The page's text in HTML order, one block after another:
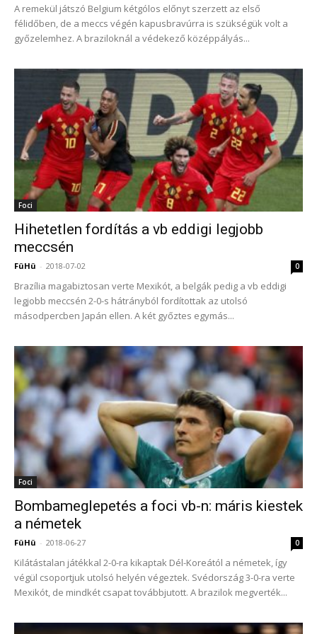
A remekül játszó Belgium kétgólos előnyt szerzett az első
félidőben, de a meccs végén kapusbravúrra is szükségük volt a
győzelemhez. A braziloknál a védekező középpályás...
Foci
Hihetetlen fordítás a vb eddigi legjobb
meccsén
FüHü - 2018-07-02 0
Brazília magabiztosan verte Mexikót, a belgák pedig a vb eddigi
legjobb meccsén 2-0-s hátrányból fordítottak az utolsó
másodpercben Japán ellen. A két győztes egymás...
Foci
Bombameglepetés a foci vb-n: máris kiestek
a németek
FüHü - 2018-06-27 0
Kilátástalan játékkal 2-0-ra kikaptak Dél-Koreától a németek, így
végül csoportjuk utolsó helyén végeztek. Svédország 3-0-ra verte
Mexikót, de mindkét csapat továbbjutott. A brazilok megverték...